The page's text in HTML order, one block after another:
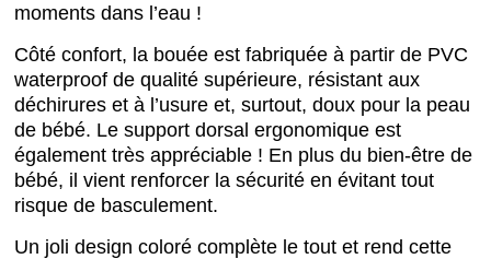
moments dans l’eau !
Côté confort, la bouée est fabriquée à partir de PVC
waterproof de qualité supérieure, résistant aux
déchirures et à l’usure et, surtout, doux pour la peau
de bébé. Le support dorsal ergonomique est
également très appréciable ! En plus du bien-être de
bébé, il vient renforcer la sécurité en évitant tout
risque de basculement.
Un joli design coloré complète le tout et rend cette